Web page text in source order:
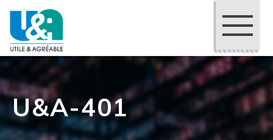
U&A-401